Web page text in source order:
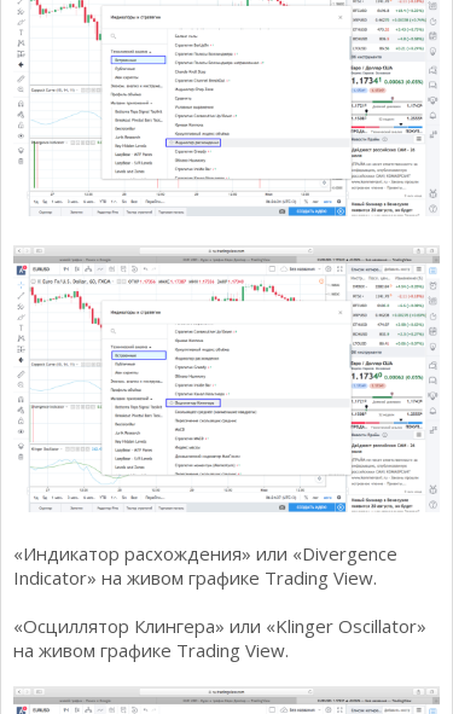
«Индикатор расхождения» или «Divergence
Indicator» на живом графике Trading View.
«Осциллятор Клингера» или «Klinger Oscillator»
на живом графике Trading View.